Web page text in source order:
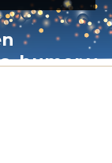
humor y